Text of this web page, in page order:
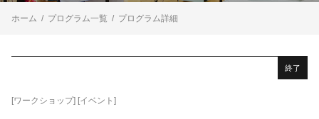
ホーム プログラム一覧 プログラム詳細
終了
[ワークショップ] [イベント]